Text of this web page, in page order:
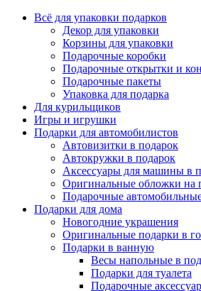
Всё для упаковки подарков
Декор для упаковки
Корзины для упаковки
Подарочные коробки
Подарочные открытки и
Подарочные пакеты
Упаковка для подарка
Для курильщиков
Игры и игрушки
Подарки для автомобилистов
Автовизитки в подарок
Автокружки в подарок
Аксессуары для машины в
Оригинальные обложки на
Подарочные
Подарки для дома
Новогодние украшения
Оригинальные подарки в
Подарки в ванную
Весы напольные в
Подарки для туалета
Подарочные